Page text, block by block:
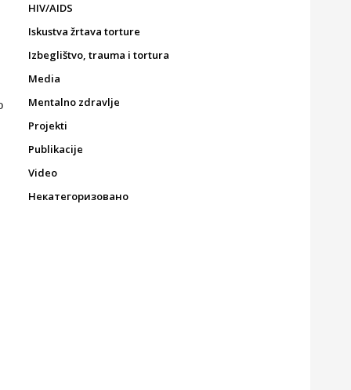
HIV/AIDS
Iskustva žrtava torture
Izbeglištvo, trauma i tortura
Media
Mentalno zdravlje
Projekti
Publikacije
Video
Некатегоризовано